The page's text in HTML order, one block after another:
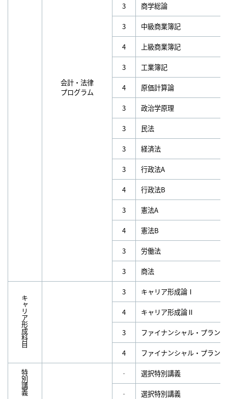
会計・法律
プログラム
3 商学総論
3 中級商業簿記
4 上級商業簿記
3 工業簿記
4 原価計算論
3 政治学原理
3 民法
3 経済法
3 行政法A
4 行政法B
3 憲法A
4 憲法B
3 労働法
3 商法
キャリア形成科目
3 キャリア形成論Ⅰ
4 キャリア形成論Ⅱ
3 ファイナンシャル・プラン
4 ファイナンシャル・プラン
特別講義 ‐ 選択特別講義
‐ 選択特別講義